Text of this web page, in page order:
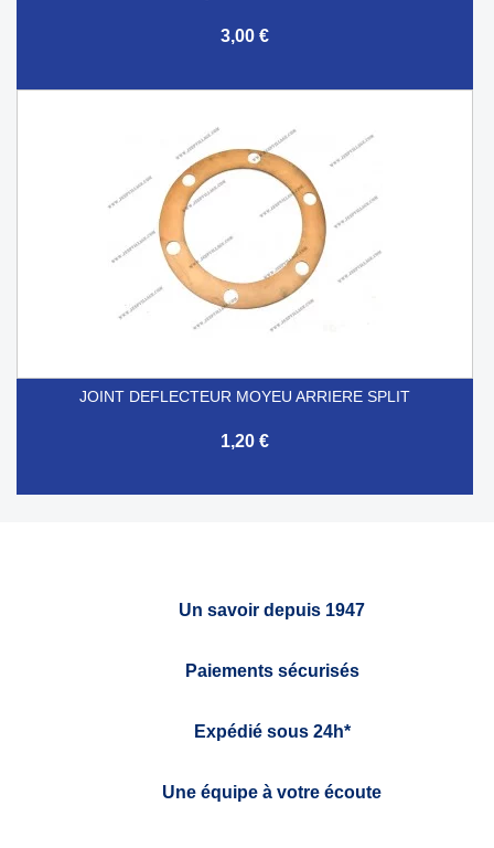
3,00 €
JOINT DEFLECTEUR MOYEU ARRIERE SPLIT
1,20 €
Un savoir depuis 1947
Paiements sécurisés
Expédié sous 24h*
Une équipe à votre écoute